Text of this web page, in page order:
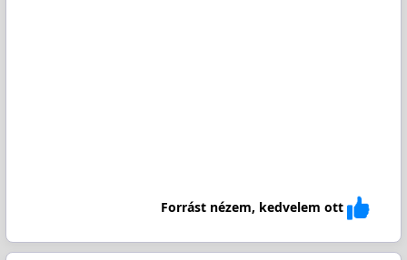
Forrást nézem, kedvelem ott